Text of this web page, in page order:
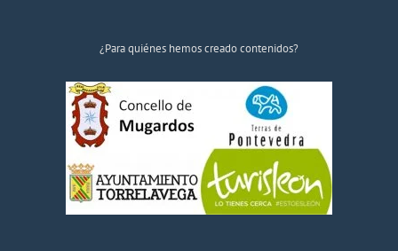
¿Para quiénes hemos creado contenidos?